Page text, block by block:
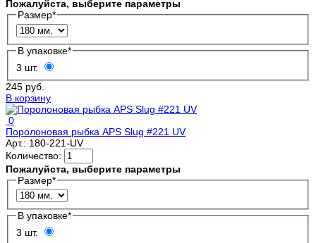
Пожалуйста, выберите параметры
Размер*
В упаковке*
3 шт.
245 руб.
В корзину
0
Поролоновая рыбка APS Slug #221 UV
Арт.: 180-221-UV
Количество:
Пожалуйста, выберите параметры
Размер*
В упаковке*
3 шт.